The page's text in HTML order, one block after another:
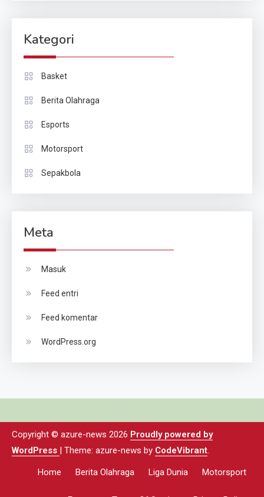
Kategori
Basket
Berita Olahraga
Esports
Motorsport
Sepakbola
Meta
Masuk
Feed entri
Feed komentar
WordPress.org
Copyright © azure-news 2026 Proudly powered by
WordPress | Theme: azure-news by CodeVibrant
Home Berita Olahraga Liga Dunia Motorsport